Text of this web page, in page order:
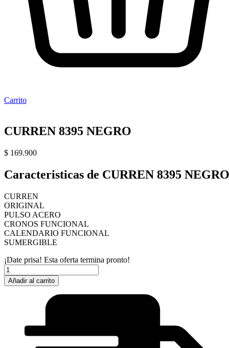
Carrito
CURREN 8395 NEGRO
$ 169.900
Caracteristicas de CURREN 8395 NEGRO
CURREN
ORIGINAL
PULSO ACERO
CRONOS FUNCIONAL
CALENDARIO FUNCIONAL
SUMERGIBLE
¡Date prisa! Esta oferta termina pronto!
CURREN
8395
NEGRO
Añadir al carrito